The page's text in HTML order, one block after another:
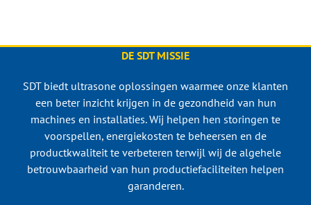
DE SDT MISSIE
SDT biedt ultrasone oplossingen waarmee onze klanten
een beter inzicht krijgen in de gezondheid van hun
machines en installaties. Wij helpen hen storingen te
voorspellen, energiekosten te beheersen en de
productkwaliteit te verbeteren terwijl wij de algehele
betrouwbaarheid van hun productiefaciliteiten helpen
garanderen.